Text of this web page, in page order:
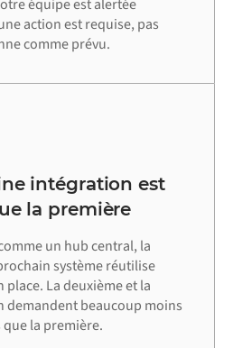
équipe est alertée
action est requise, pas
comme prévu.
intégration est
la première
un hub central, la
système réutilise
La deuxième et la
beaucoup moins
la première.